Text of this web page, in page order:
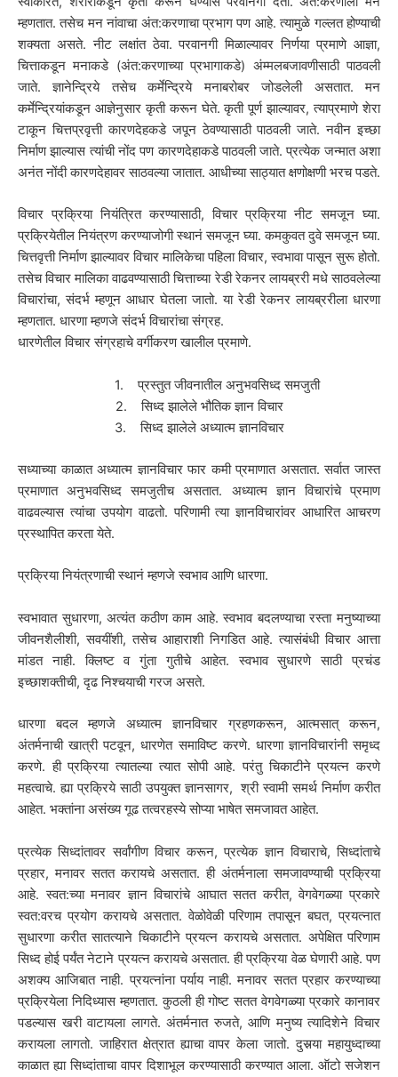
म्हणतात. तसेच मन नांवाचा अंत:करणाचा प्रभाग पण आहे. त्यामुळे गल्लत होण्याची
शक्यता असते. नीट लक्षांत ठेवा. परवानगी मिळाल्यावर निर्णया प्रमाणे आज्ञा,
चित्ताकडून मनाकडे (अंत:करणाच्या प्रभागाकडे) अंम्मलबजावणीसाठी पाठवली
जाते. ज्ञानेन्द्रिये तसेच कर्मेन्द्रिये मनाबरोबर जोडलेली असतात. मन
कर्मेन्द्रियांकडून आज्ञेनुसार कृती करून घेते. कृती पूर्ण झाल्यावर, त्याप्रमाणे शेरा
टाकून चित्तप्रवृत्ती कारणदेहकडे जपून ठेवण्यासाठी पाठवली जाते. नवीन इच्छा
निर्माण झाल्यास त्यांची नोंद पण कारणदेहाकडे पाठवली जाते. प्रत्येक जन्मात अशा
अनंत नोंदी कारणदेहावर साठवल्या जातात. आधीच्या साठ्यात क्षणोक्षणी भरच पडते.
विचार प्रक्रिया नियंत्रित करण्यासाठी, विचार प्रक्रिया नीट समजून घ्या.
प्रक्रियेतील नियंत्रण करण्याजोगी स्थानं समजून घ्या. कमकुवत दुवे समजून घ्या.
चित्तवृत्ती निर्माण झाल्यावर विचार मालिकेचा पहिला विचार, स्वभावा पासून सुरू होतो.
तसेच विचार मालिका वाढवण्यासाठी चित्ताच्या रेडी रेकनर लायब्ररी मधे साठवलेल्या
विचारांचा, संदर्भ म्हणून आधार घेतला जातो. या रेडी रेकनर लायब्ररीला धारणा
म्हणतात. धारणा म्हणजे संदर्भ विचारांचा संग्रह.
धारणेतील विचार संग्रहाचे वर्गीकरण खालील प्रमाणे.
1. प्रस्तुत जीवनातील अनुभवसिध्द समजुती
2. सिध्द झालेले भौतिक ज्ञान विचार
3. सिध्द झालेले अध्यात्म ज्ञानविचार
सध्याच्या काळात अध्यात्म ज्ञानविचार फार कमी प्रमाणात असतात. सर्वात जास्त
प्रमाणात अनुभवसिध्द समजुतीच असतात. अध्यात्म ज्ञान विचारांचे प्रमाण
वाढवल्यास त्यांचा उपयोग वाढतो. परिणामी त्या ज्ञानविचारांवर आधारित आचरण
प्रस्थापित करता येते.
प्रक्रिया नियंत्रणाची स्थानं म्हणजे स्वभाव आणि धारणा.
स्वभावात सुधारणा, अत्यंत कठीण काम आहे. स्वभाव बदलण्याचा रस्ता मनुष्याच्या
जीवनशैलीशी, सवयींशी, तसेच आहाराशी निगडित आहे. त्यासंबंधी विचार आत्ता
मांडत नाही. क्लिष्ट व गुंता गुतीचे आहेत. स्वभाव सुधारणे साठी प्रचंड
इच्छाशक्तीची, दृढ निश्चयाची गरज असते.
धारणा बदल म्हणजे अध्यात्म ज्ञानविचार ग्रहणकरून, आत्मसात् करून,
अंतर्मनाची खात्री पटवून, धारणेत समाविष्ट करणे. धारणा ज्ञानविचारांनी समृध्द
करणे. ही प्रक्रिया त्यातल्या त्यात सोपी आहे. परंतु चिकाटीने प्रयत्न करणे
महत्वाचे. ह्या प्रक्रिये साठी उपयुक्त ज्ञानसागर, श्री स्वामी समर्थ निर्माण करीत
आहेत. भक्तांना असंख्य गूढ तत्वरहस्ये सोप्या भाषेत समजावत आहेत.
प्रत्येक सिध्दांतावर सर्वांगीण विचार करून, प्रत्येक ज्ञान विचाराचे, सिध्दांताचे
प्रहार, मनावर सतत करायचे असतात. ही अंतर्मनाला समजावण्याची प्रक्रिया
आहे. स्वत:च्या मनावर ज्ञान विचारांचे आघात सतत करीत, वेगवेगळ्या प्रकारे
स्वत:वरच प्रयोग करायचे असतात. वेळोवेळी परिणाम तपासून बघत, प्रयत्नात
सुधारणा करीत सातत्याने चिकाटीने प्रयत्न करायचे असतात. अपेक्षित परिणाम
सिध्द होई पर्यंत नेटाने प्रयत्न करायचे असतात. ही प्रक्रिया वेळ घेणारी आहे. पण
अशक्य आजिबात नाही. प्रयत्नांना पर्याय नाही. मनावर सतत प्रहार करण्याच्या
प्रक्रियेला निदिध्यास म्हणतात. कुठली ही गोष्ट सतत वेगवेगळ्या प्रकारे कानावर
पडल्यास खरी वाटायला लागते. अंतर्मनात रुजते, आणि मनुष्य त्यादिशेने विचार
करायला लागतो. जाहिरात क्षेत्रात ह्याचा वापर केला जातो. दुसर्‍या महायुध्दाच्या
काळात ह्या सिध्दांताचा वापर दिशाभूल करण्यासाठी करण्यात आला. ऑटो सजेशन